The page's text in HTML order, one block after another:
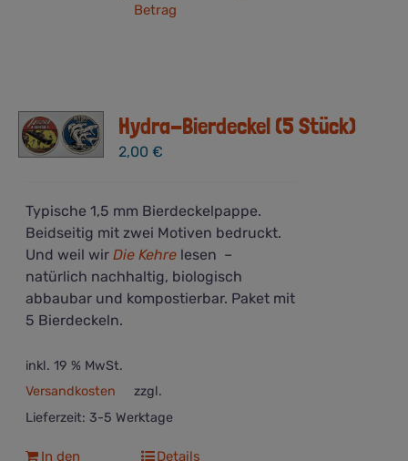
Betrag
Die
der
Produktseite
werden
Hydra-Bierdeckel (5 Stück)
2,00€
Typische 1,5 mm Bierdeckelpappe.
Beidseitig mit zwei Motiven bedruckt.
Und weil wirDie Kehre lesen –
natürlich nachhaltig, biologisch
abbaubar und kompostierbar. Paket mit
5 Bierdeckeln.
inkl. 19 % MwSt.
zzgl.
Versandkosten
Lieferzeit: 3-5 Werktage
In den Details